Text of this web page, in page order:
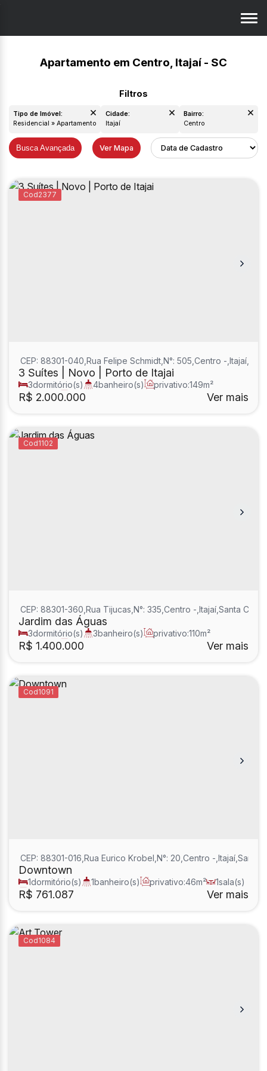
Apartamento em Centro, Itajaí - SC
Tipo de Imóvel:
Residencial » Apartamento
Cidade:
Itajaí
Bairro:
Centro
Busca Avançada Ver Mapa
2377
3 Suítes | Novo | Porto de Itajai
R$ 2.000.000
CEP: 88301-040 Rua Felipe Schmidt N°: 505 Centro Itajaí
3dormitório(s) 4banheiro(s) privativo:149m²
1sala(s) 3suíte(s) Ver mais
1102
Jardim das Águas
R$ 1.400.000
CEP: 88301-360 Rua Tijucas N°: 335 Centro Itajaí Santa
3dormitório(s) 3banheiro(s) privativo:110m²
1sala(s) 1suíte(s) Ver mais
1091
Downtown
R$ 761.087
CEP: 88301-016 Rua Eurico Krobel N°: 20 Centro Itajaí Santa
1dormitório(s) 1banheiro(s) privativo:46m² 1sala(s)
1suíte(s) Ver mais
1084